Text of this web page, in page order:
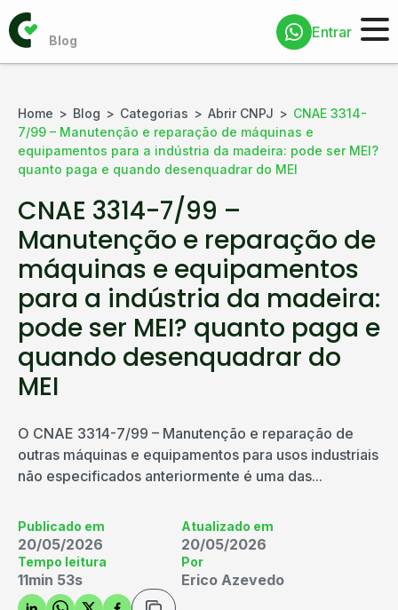
Entrar
Home Blog Categorias Abrir CNPJ
CNAE 3314-
7/99 – Manutenção e reparação de máquinas e
equipamentos para a indústria da madeira: pode ser MEI?
quanto paga e quando desenquadrar do MEI
CNAE 3314-7/99 –
Manutenção e reparação de
máquinas e equipamentos
para a indústria da madeira:
pode ser MEI? quanto paga e
quando desenquadrar do
MEI
O CNAE 3314-7/99 – Manutenção e reparação de
outras máquinas e equipamentos para usos industriais
não especificados anteriormente é uma das...
Publicado em
20/05/2026
Atualizado em
20/05/2026
Tempo leitura
11min 53s
Por
Erico Azevedo